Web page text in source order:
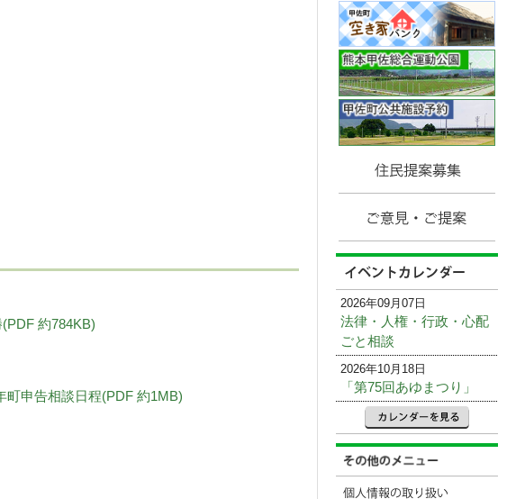
約784KB)
町申告相談日程(PDF 約1MB)
2026年09月07日
法律・人権・行政・心配
ごと相談
2026年10月18日
「第75回あゆまつり」